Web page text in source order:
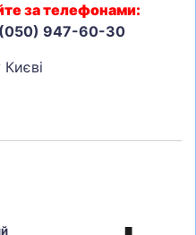
за телефонами:
947-60-30